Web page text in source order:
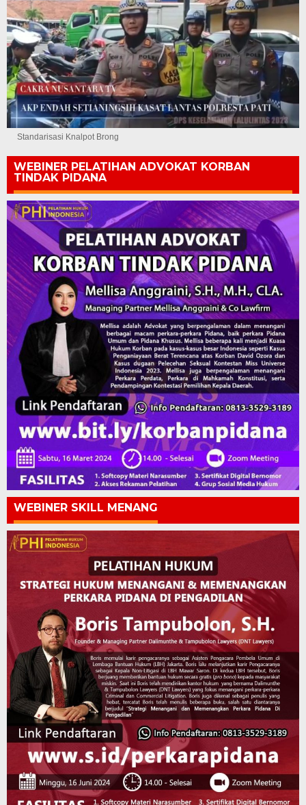
Standarisasi Knalpot Brong
WEBINER PELATIHAN ADVOKAT KORBAN
TINDAK PIDANA
WEBINER SKILL MENANG